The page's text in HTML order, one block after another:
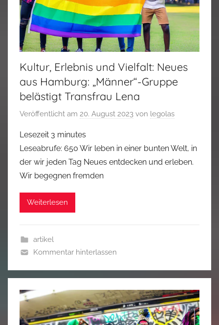
Kultur, Erlebnis und Vielfalt: Neues
aus Hamburg: „Männer“-Gruppe
belästigt Transfrau Lena
Veröffentlicht am 20. August 2023 von legolas
Lesezeit 3 minutes
Leseabrufe: 650 Wir leben in einer bunten Welt, in
der wir jeden Tag Neues entdecken und erleben.
Wir begegnen fremden
Weiterlesen
artikel
Kommentar hinterlassen